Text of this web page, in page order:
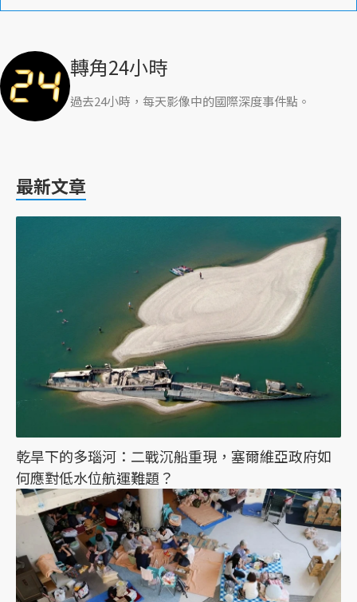
轉角24小時
過去24小時，每天影像中的國際深度事件點。
最新文章
乾旱下的多瑙河：二戰沉船重現，塞爾維亞政府如
何應對低水位航運難題？